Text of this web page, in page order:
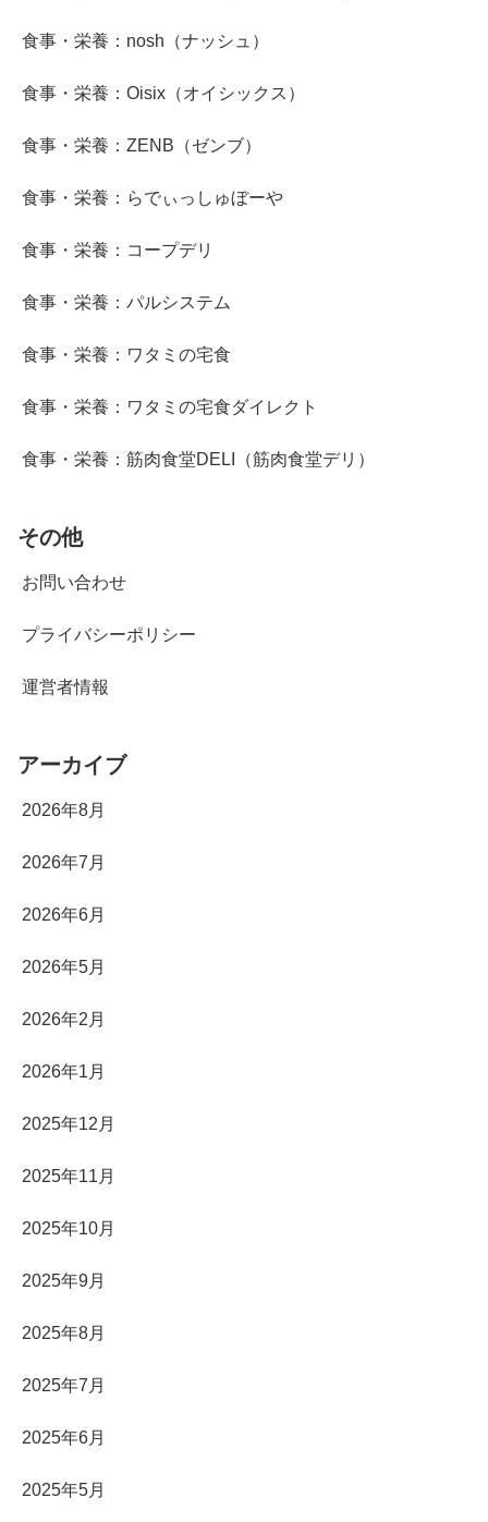
食事・栄養：nosh（ナッシュ）
食事・栄養：Oisix（オイシックス）
食事・栄養：ZENB（ゼンブ）
食事・栄養：らでぃっしゅぼーや
食事・栄養：コープデリ
食事・栄養：パルシステム
食事・栄養：ワタミの宅食
食事・栄養：ワタミの宅食ダイレクト
食事・栄養：筋肉食堂DELI（筋肉食堂デリ）
その他
お問い合わせ
プライバシーポリシー
運営者情報
アーカイブ
2026年8月
2026年7月
2026年6月
2026年5月
2026年2月
2026年1月
2025年12月
2025年11月
2025年10月
2025年9月
2025年8月
2025年7月
2025年6月
2025年5月